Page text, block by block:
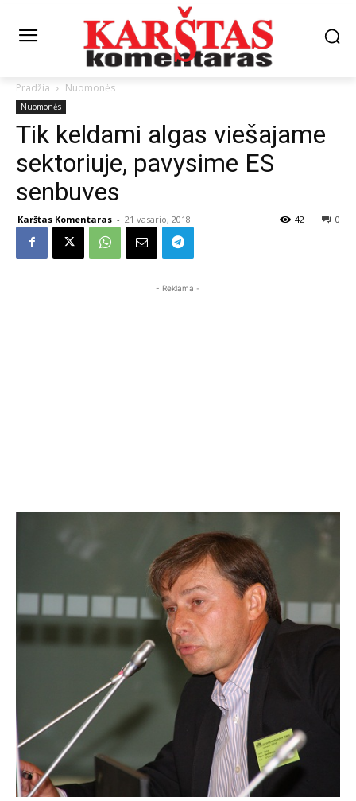
Pradžia Nuomonės
Nuomonės
Tik keldami algas viešajame
sektoriuje, pavysime ES
senbuves
Karštas Komentaras - 21 vasario, 2018 0
42
- Reklama -